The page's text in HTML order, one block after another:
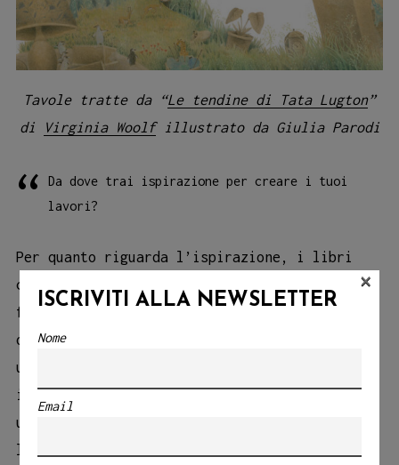
Tavole tratte da “Le tendine di Tata Lugton”
di
Virginia Woolfillustrato da Giulia Parodi
Da dove trai ispirazione per creare i tuoi
lavori?
Per quanto riguarda l’ispirazione, i libri
che leggo rivestono sicuramente un ruolo
fondamentale. Amo immergermi nei romanzi di
ogni genere; credo che la lettura fornisca
una ricca fonte di ispirazione, creando
immagini vivide nella mente e lasciando
un’impronta significativa. Inoltre,
l’ambiente che mi circonda, e in particolare
ISCRIVITI ALLA NEWSLETTER
Nome
Email
×